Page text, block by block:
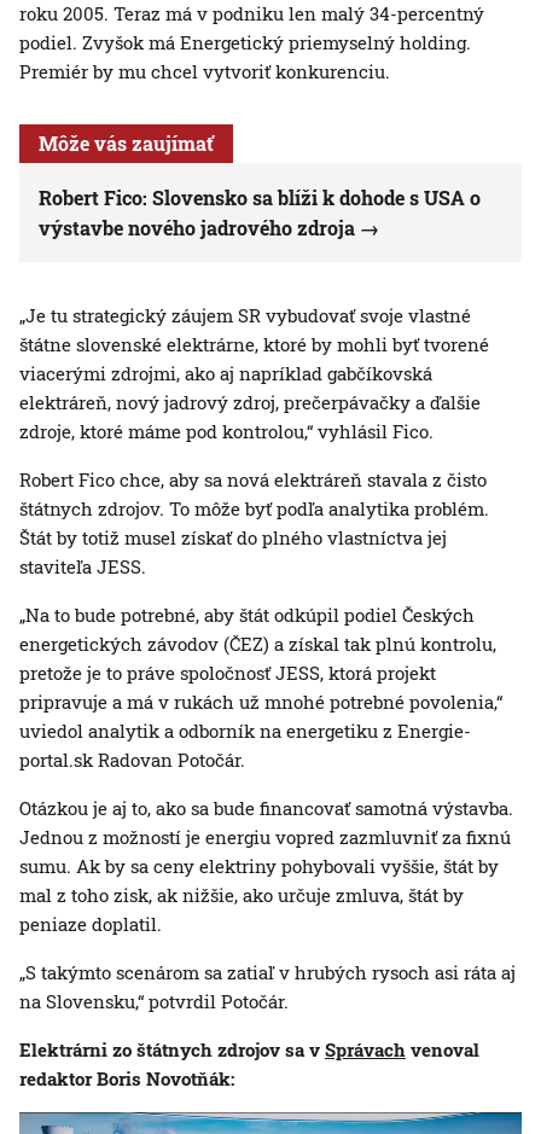
roku 2005. Teraz má v podniku len malý 34-percentný
podiel. Zvyšok má Energetický priemyselný holding.
Premiér by mu chcel vytvoriť konkurenciu.
Môže vás zaujímať
Robert Fico: Slovensko sa blíži k dohode s USA o
výstavbe nového jadrového zdroja
„Je tu strategický záujem SR vybudovať svoje vlastné
štátne slovenské elektrárne, ktoré by mohli byť tvorené
viacerými zdrojmi, ako aj napríklad gabčíkovská
elektráreň, nový jadrový zdroj, prečerpávačky a ďalšie
zdroje, ktoré máme pod kontrolou,“ vyhlásil Fico.
Robert Fico chce, aby sa nová elektráreň stavala z čisto
štátnych zdrojov. To môže byť podľa analytika problém.
Štát by totiž musel získať do plného vlastníctva jej
staviteľa JESS.
„Na to bude potrebné, aby štát odkúpil podiel Českých
energetických závodov (ČEZ) a získal tak plnú kontrolu,
pretože je to práve spoločnosť JESS, ktorá projekt
pripravuje a má v rukách už mnohé potrebné povolenia,“
uviedol analytik a odborník na energetiku z Energie-
portal.sk Radovan Potočár.
Otázkou je aj to, ako sa bude financovať samotná výstavba.
Jednou z možností je energiu vopred zazmluvniť za fixnú
sumu. Ak by sa ceny elektriny pohybovali vyššie, štát by
mal z toho zisk, ak nižšie, ako určuje zmluva, štát by
peniaze doplatil.
„S takýmto scenárom sa zatiaľ v hrubých rysoch asi ráta aj
na Slovensku,“ potvrdil Potočár.
Elektrárni zo štátnych zdrojov sa v Správach venoval
redaktor Boris Novotňák: